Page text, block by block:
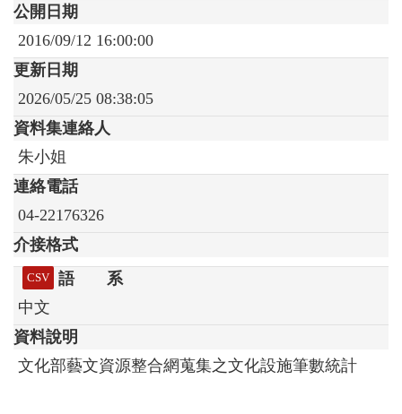
公開日期
2016/09/12 16:00:00
更新日期
2026/05/25 08:38:05
資料集連絡人
朱小姐
連絡電話
04-22176326
介接格式
CSV
語 系
中文
資料說明
文化部藝文資源整合網蒐集之文化設施筆數統計